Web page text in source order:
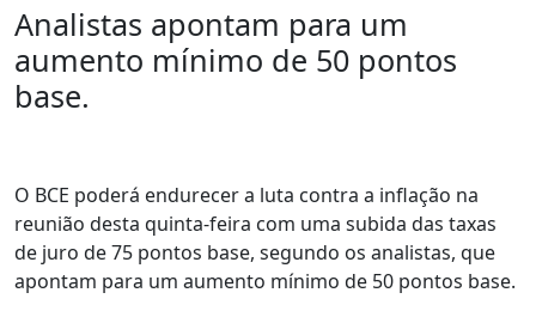
Analistas apontam para um
aumento mínimo de 50 pontos
base.
O BCE poderá endurecer a luta contra a inflação na
reunião desta quinta-feira com uma subida das taxas
de juro de 75 pontos base, segundo os analistas, que
apontam para um aumento mínimo de 50 pontos base.